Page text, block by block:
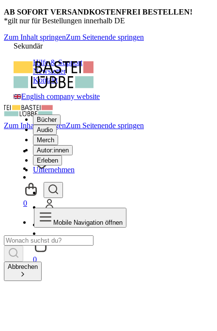
AB SOFORT VERSANDKOSTENFREI BESTELLEN!
*gilt nur für Bestellungen innerhalb DE
Zum Inhalt springenZum Seitenende springen
Sekundär
Hilfe & Support
Newsletter
Kontakt
English company website
Bücher
Audio
Merch
Autor:innen
Erleben
Unternehmen
0
Zum Inhalt springenZum Seitenende springen
0
Mobile Navigation öffnen
Abbrechen